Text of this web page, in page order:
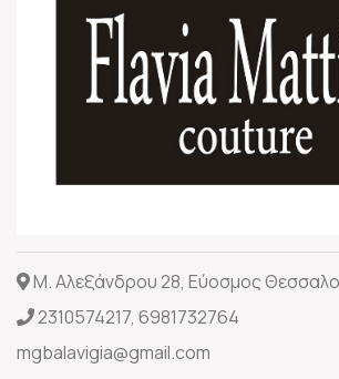
Μ. Αλεξάνδρου 28, Εύοσμος
2310574217, 6981732764
mgbalavigia@gmail.com